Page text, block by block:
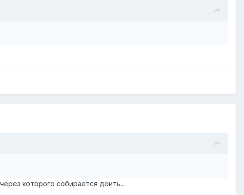
которого собирается доить...